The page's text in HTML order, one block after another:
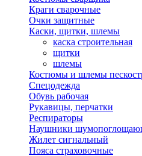
Краги сварочные
Очки защитные
Каски, щитки, шлемы
каска строительная
щитки
шлемы
Костюмы и шлемы
Спецодежда
Обувь рабочая
Рукавицы, перчатки
Респираторы
Наушники
Жилет сигнальный
Пояса страховочные